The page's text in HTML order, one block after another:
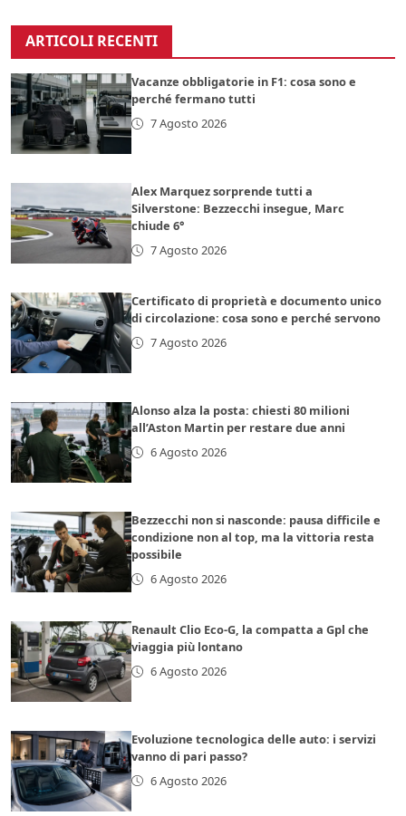
ARTICOLI RECENTI
Vacanze obbligatorie in F1: cosa sono e
perché fermano tutti
7 Agosto 2026
Alex Marquez sorprende tutti a
Silverstone: Bezzecchi insegue, Marc
chiude 6°
7 Agosto 2026
Certificato di proprietà e documento unico
di circolazione: cosa sono e perché servono
7 Agosto 2026
Alonso alza la posta: chiesti 80 milioni
all’Aston Martin per restare due anni
6 Agosto 2026
Bezzecchi non si nasconde: pausa difficile e
condizione non al top, ma la vittoria resta
possibile
6 Agosto 2026
Renault Clio Eco-G, la compatta a Gpl che
viaggia più lontano
6 Agosto 2026
Evoluzione tecnologica delle auto: i servizi
vanno di pari passo?
6 Agosto 2026